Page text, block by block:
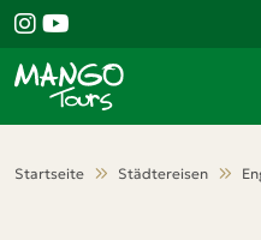
Startseite Städtereisen
Teile diese Reise
London Tour